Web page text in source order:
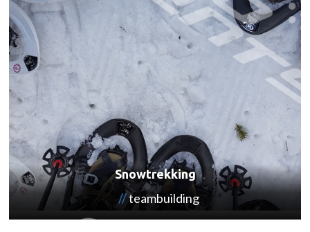
Snowtrekking
teambuilding